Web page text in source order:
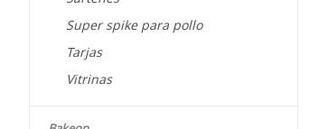
Super spike para pollo
Tarjas
Vitrinas